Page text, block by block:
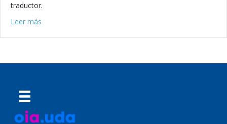
traductor.
Leer más